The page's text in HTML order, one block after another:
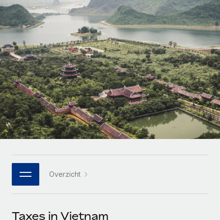
Zzp'ers internationaal onboarden en beheren
PEO
Ingewikkelde HR-taken eenvoudig uitbesteden
INFRASTRUCTUUR
Remote Embedded
HR naadloos in workflows integreren
Platform
Ingebouwde essentiële HR-functies voor je team
Integraties
GROEIFASE
Start-ups
Flexibele global HR en payroll solutions voor groeiende
bedrijven
Mid-market
Teams uitbreiden met HR solutions op maat
Enterprise
Global HR voor grote bedrijven
WERK MET ONS SAMEN
Strategische technologiepartners
Een partner worden
Betalingscalculator voor zzp'ers
Ontdek valuta-opties en betaalsnelheden voor
internationale zzp'ers
LEREN MET REMOTE
Onderzoek en gidsen
Casestudy's
HR-woordenlijst
Checklists en templates
Webinars
Nederlands
Français
Deutsch
Español
Italiano
Português (Portugal)
日本語
한국어
Inloggen
Overzicht
Taxes in Vietnam